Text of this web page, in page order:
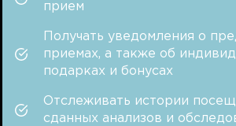
прием
Получать уведомления о
приемах, а также об
подарках и бонусах
Отслеживать истории
сданных анализов и